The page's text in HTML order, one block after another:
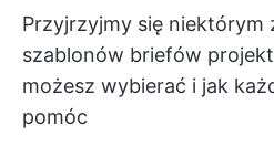
Przyjrzyjmy się niektórym
szablonów briefów
możesz wybierać i jak
pomóc